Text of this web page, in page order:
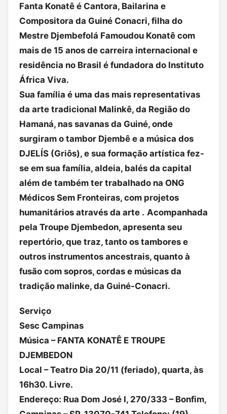
Fanta Konatê é Cantora, Bailarina e
Compositora da Guiné Conacri, filha do
Mestre Djembefolá Famoudou Konatê com
mais de 15 anos de carreira internacional e
residência no Brasil é fundadora do Instituto
África Viva.
Sua família é uma das mais representativas
da arte tradicional Malinkê, da Região do
Hamaná, nas savanas da Guiné, onde
surgiram o tambor Djembê e a música dos
DJELÍS (Griôs), e sua formação artística fez-
se em sua família, aldeia, balés da capital
além de também ter trabalhado na ONG
Médicos Sem Fronteiras, com projetos
humanitários através da arte . Acompanhada
pela Troupe Djembedon, apresenta seu
repertório, que traz, tanto os tambores e
outros instrumentos ancestrais, quanto à
fusão com sopros, cordas e músicas da
tradição malinke, da Guiné-Conacri.
Serviço
Sesc Campinas
Música – FANTA KONATÊ E TROUPE
DJEMBEDON
Local – Teatro Dia 20/11 (feriado), quarta, às
16h30. Livre.
Endereço: Rua Dom José I, 270/333 – Bonfim,